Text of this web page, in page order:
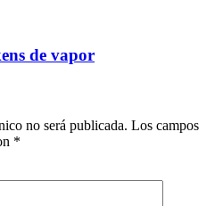
de vapor
no será publicada. Los campos
*